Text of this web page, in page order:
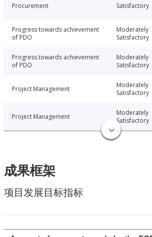
Procurement Satisfactory
Progress towards achievement
of PDO
Moderately
Satisfactory
Progress towards achievement
of PDO
Moderately
Satisfactory
Project Management
Moderately
Satisfactory
Project Management
Moderately
Satisfactory
成果框架
项目发展目标指标